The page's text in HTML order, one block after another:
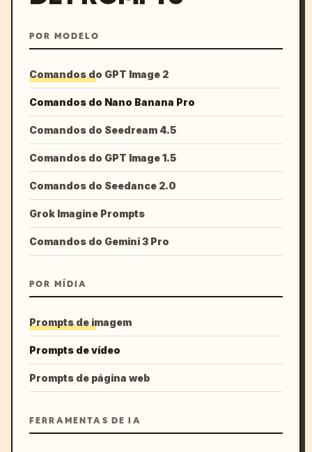
POR MODELO
Comandos do GPT Image 2
Comandos do Nano Banana Pro
Comandos do Seedream 4.5
Comandos do GPT Image 1.5
Comandos do Seedance 2.0
Grok Imagine Prompts
Comandos do Gemini 3 Pro
POR MÍDIA
Prompts de imagem
Prompts de vídeo
Prompts de página web
FERRAMENTAS DE IA